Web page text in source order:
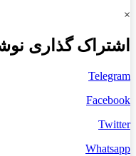
×
اشتراک گذاری
Telegram
Facebook
Twitter
Whatsapp